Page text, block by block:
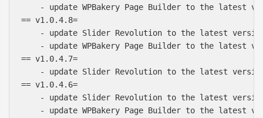
- update WPBakery Page Builder to the latest
== v1.0.4.8=
- update Slider Revolution to the latest
- update WPBakery Page Builder to the latest
== v1.0.4.7=
- update Slider Revolution to the latest
== v1.0.4.6=
- update Slider Revolution to the latest
- update WPBakery Page Builder to the latest